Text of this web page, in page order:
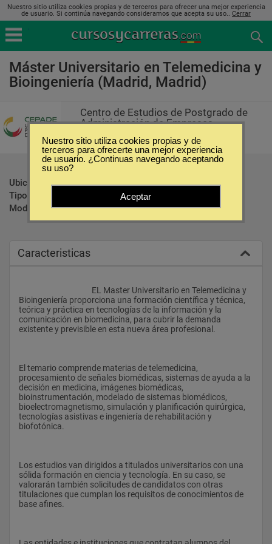
Nuestro sitio utiliza cookies propias y de terceros para ofrecer una mejor experiencia
de usuario. Si continúa navegando consideramos que acepta su uso.. Cerrar
Máster Universitario en Telemedicina y
Bioingeniería (Madrid, Madrid)
Centro de Estudios de Postgrado de
Administración de Empresas
Ubicación:
Madrid - Madrid
Tipo:
Modalidad:
Presencial
Caracteristicas
Bioingeniería proporciona una formación científica y técnica,
teórica y práctica en tecnologías de la información y la
comunicación en biomedicina, para cubrir la demanda
existente y previsible en esta nueva área profesional.
El temario comprende materias de telemedicina,
procesamiento de señales biomédicas, sistemas de ayuda a la
decisión en medicina, imágenes biomédicas,
bioinstrumentación, modelado de sistemas biomédicos,
bioelectromagnetismo, simulación y planificación quirúrgica,
tecnologías asistivas e ingeniería de rehabilitación y
biofotónica.
Los estudios van dirigidos a titulados universitarios con una
sólida formación en ciencia y tecnología. En su caso, se
valorarán también solicitudes de candidatos con otras
titulaciones que cumplan los requisitos de conocimientos de
base afines.
Nuestro sitio utiliza cookies propias y de
terceros para ofrecerte una mejor experiencia
de usuario. ¿Continuas navegando aceptando
su uso?
Aceptar